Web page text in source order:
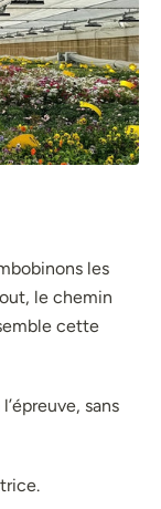
les
le chemin
cette
sans